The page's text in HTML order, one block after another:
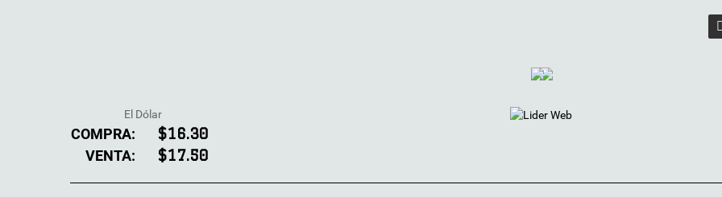
El Dólar
COMPRA: $16.30
VENTA: $17.50